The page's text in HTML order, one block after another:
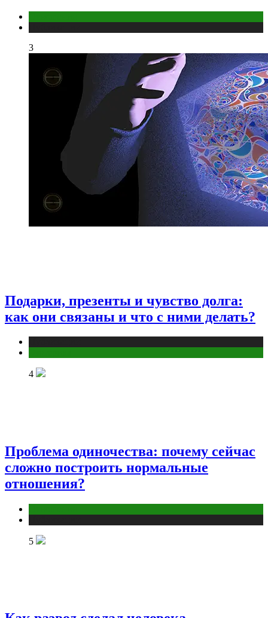
3
Подарки, презенты и чувство долга:
как они связаны и что с ними делать?
4
Проблема одиночества: почему сейчас
сложно построить нормальные
отношения?
5